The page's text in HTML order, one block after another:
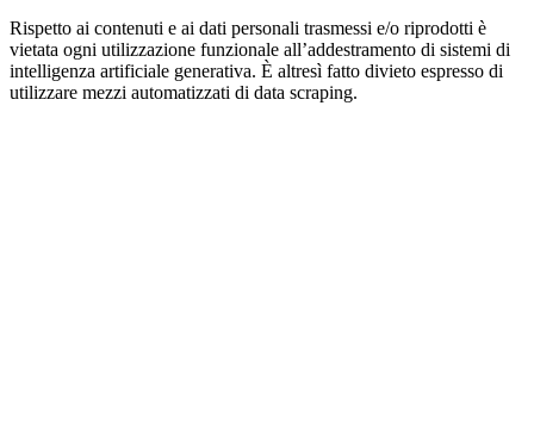
Rispetto ai contenuti e ai dati personali trasmessi e/o riprodotti è
vietata ogni utilizzazione funzionale all’addestramento di sistemi di
intelligenza artificiale generativa. È altresì fatto divieto espresso di
utilizzare mezzi automatizzati di data scraping.